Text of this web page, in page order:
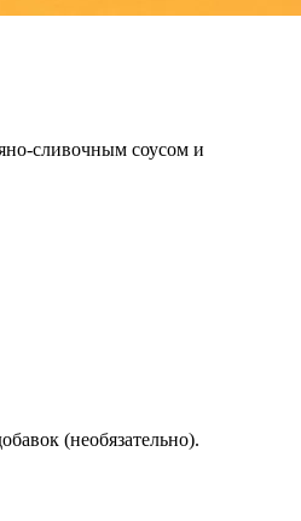
сливочным соусом и
(необязательно).